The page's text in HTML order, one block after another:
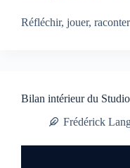
Réfléchir, jouer,
Bilan intérieur du
Frédérick